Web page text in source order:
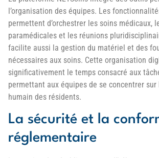
l’organisation des équipes. Les
permettent d’orchestrer les soins médicaux,
paramédicales et les réunions
facilite aussi la gestion du matériel et des
nécessaires aux soins. Cette organisation
significativement le temps consacré aux
permettant aux équipes de se concentrer sur
humain des résidents.
La sécurité et la
réglementaire